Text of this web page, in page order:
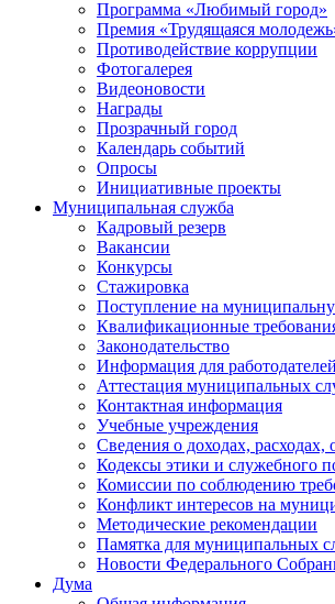
Программа «Любимый город»
Премия «Трудящаяся
Противодействие коррупции
Фотогалерея
Видеоновости
Награды
Прозрачный город
Календарь событий
Опросы
Инициативные проекты
Муниципальная служба
Кадровый резерв
Вакансии
Конкурсы
Стажировка
Поступление на
Квалификационные
Законодательство
Информация для работодателей
Аттестация муниципальных
Контактная информация
Учебные учреждения
Сведения о доходах, расходах,
Кодексы этики и служебного
Комиссии по соблюдению
Конфликт интересов на
Методические рекомендации
Памятка для муниципальных
Новости Федерального
Дума